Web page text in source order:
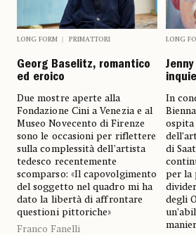
LONG FORM PRIMATTORI
Georg Baselitz, romantico
ed eroico
Due mostre aperte alla
Fondazione Cini a Venezia e al
Museo Novecento di Firenze
sono le occasioni per riflettere
sulla complessità dell’artista
tedesco recentemente
scomparso: «Il capovolgimento
del soggetto nel quadro mi ha
dato la libertà di affrontare
questioni pittoriche»
Franco Fanelli
LONG
In
di
per la
degli